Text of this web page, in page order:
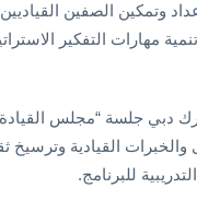
إعداد وتمكين الصفين
مهارات التفكير
جلسة “مجلس
القيادية وترسيخ
للبرنامج.